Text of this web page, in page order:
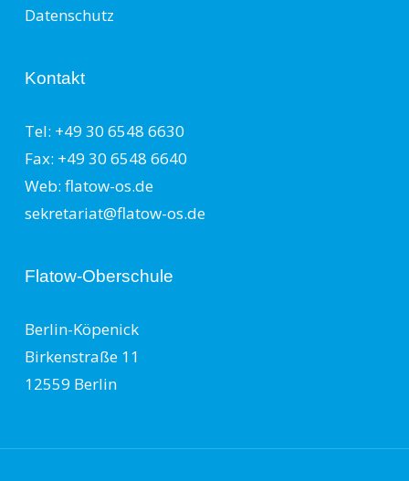
Datenschutz
Kontakt
Tel: +49 30 6548 6630
Fax: +49 30 6548 6640
Web: flatow-os.de
sekretariat@flatow-os.de
Flatow-Oberschule
Berlin-Köpenick
Birkenstraße 11
12559 Berlin